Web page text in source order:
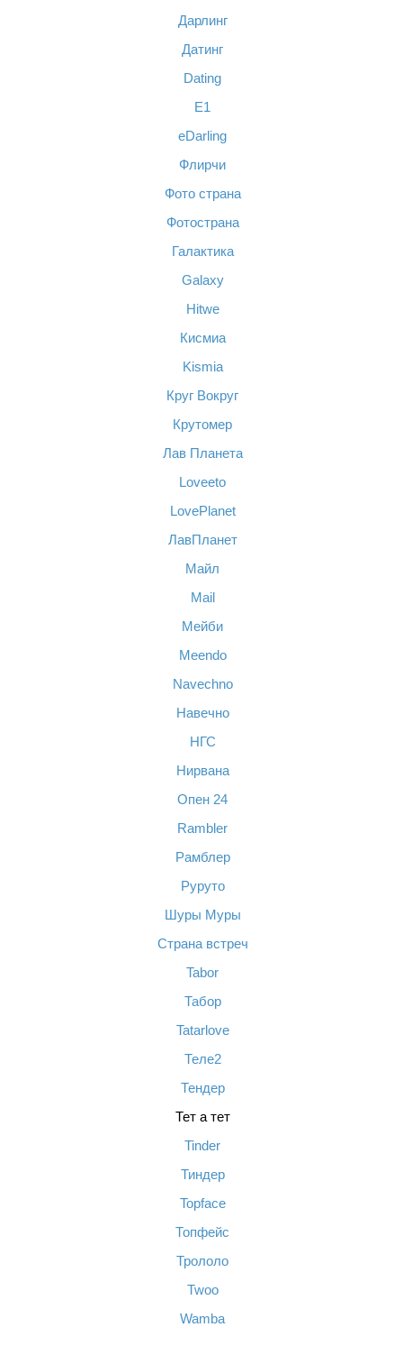
Дарлинг
Датинг
Dating
Е1
eDarling
Флирчи
Фото страна
Фотострана
Галактика
Galaxy
Hitwe
Кисмиа
Kismia
Круг Вокруг
Крутомер
Лав Планета
Loveeto
LovePlanet
ЛавПланет
Майл
Mail
Мейби
Meendo
Navechno
Навечно
НГС
Нирвана
Опен 24
Rambler
Рамблер
Руруто
Шуры Муры
Страна встреч
Tabor
Табор
Tatarlove
Теле2
Тендер
Тет а тет
Tinder
Тиндер
Topface
Топфейс
Трололо
Twoo
Wamba